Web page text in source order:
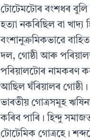
টোটেমটোৰ বংশধৰ বুলি
হত্যা নকৰিছিল বা
বংশানুক্ৰমিকভাৱে
দল, গোষ্ঠী আৰু
পৰিয়ালটোৰ নামকৰণ
আছিল ঘঁৰিয়ালৰ
ভাৰতীয় গোত্ৰসমূহ
কৰিব পাৰি। হিন্দু
টোটেমিক গোত্ৰহে।